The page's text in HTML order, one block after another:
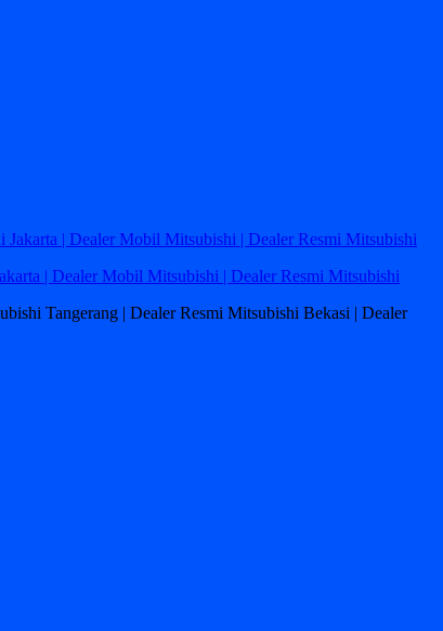
| Dealer Mobil Mitsubishi | Dealer Resmi Mitsubishi
Tangerang | Dealer Resmi Mitsubishi Bekasi | Dealer